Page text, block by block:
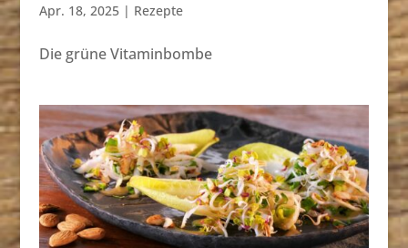
Apr. 18, 2025| Rezepte
Die grüne Vitaminbombe